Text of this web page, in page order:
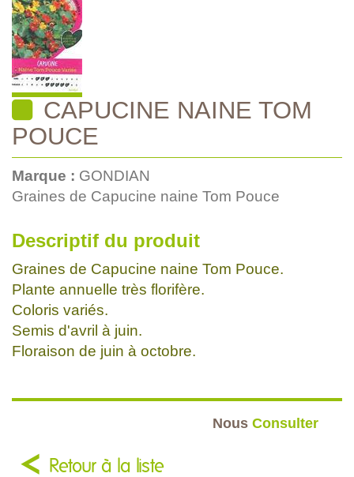
CAPUCINE NAINE TOM
POUCE
Marque : GONDIAN
Graines de Capucine naine Tom Pouce
Descriptif du produit
Graines de Capucine naine Tom Pouce.
Plante annuelle très florifère.
Coloris variés.
Semis d'avril à juin.
Floraison de juin à octobre.
Nous Consulter
Retour à la liste